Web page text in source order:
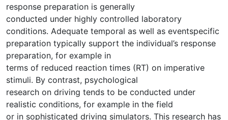
response preparation is generally
conducted under highly controlled laboratory
conditions. Adequate temporal as well as eventspecific
preparation typically support the individual’s response
preparation, for example in
terms of reduced reaction times (RT) on imperative
stimuli. By contrast, psychological
research on driving tends to be conducted under
realistic conditions, for example in the field
or in sophisticated driving simulators. This research has